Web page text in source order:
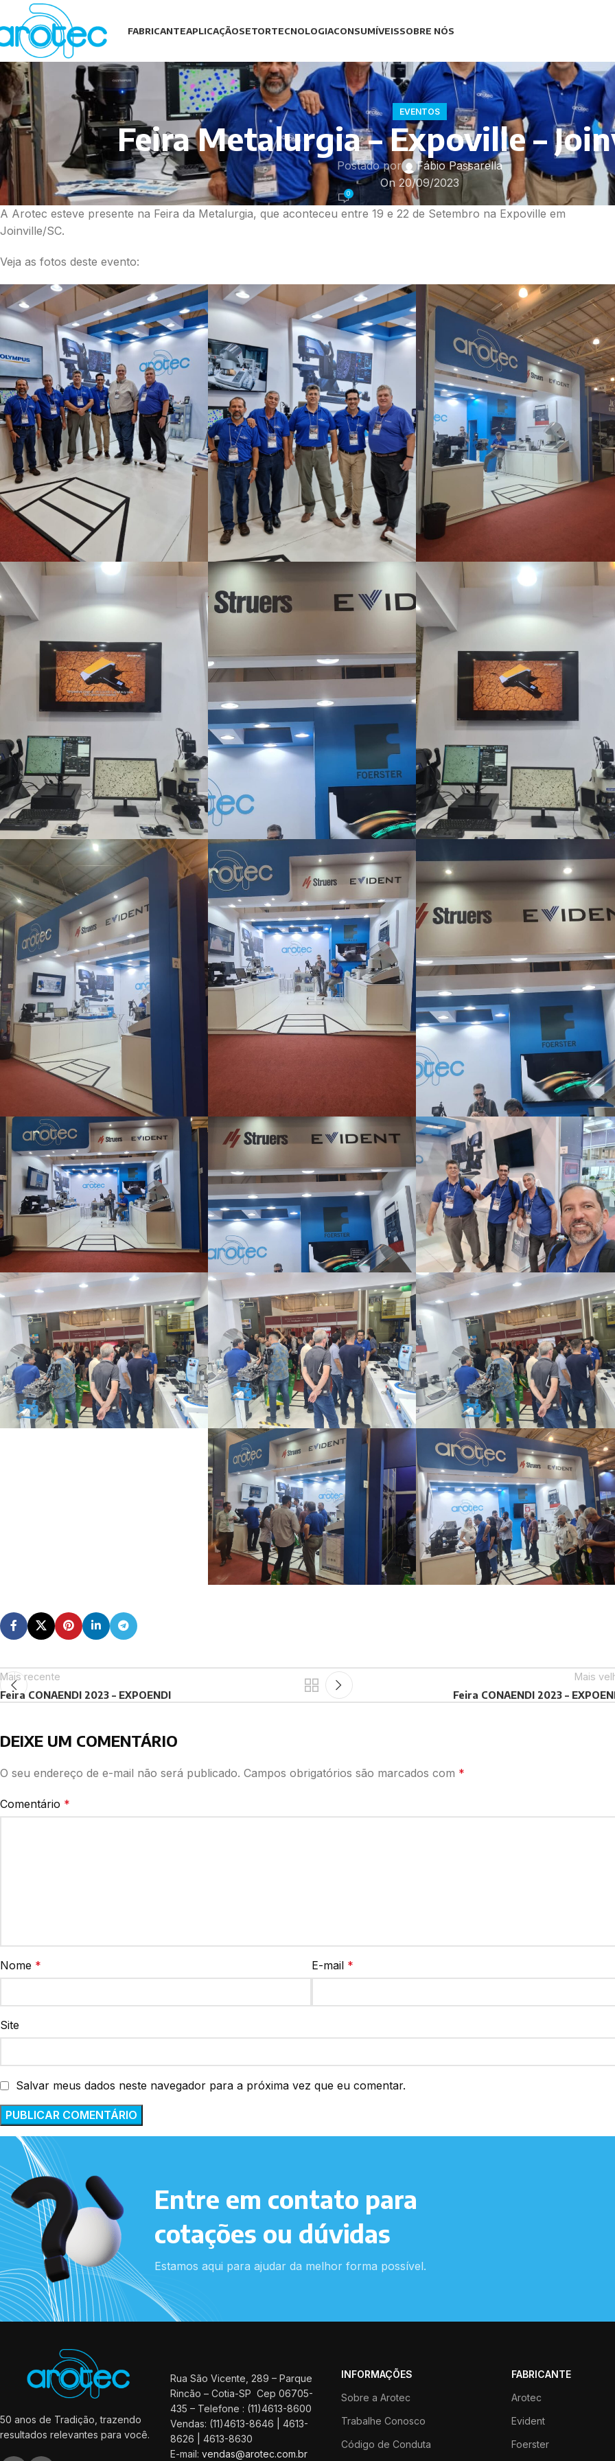
FABRICANTEAPLICAÇÃOSETORTECNOLOGIACONSUMÍVEISSOBRE NÓS
EVENTOS
Feira Metalurgia – Expoville –
Postado por
Fábio Passarella
On 20/09/2023
0
A Arotec esteve presente na Feira da Metalurgia, que aconteceu entre 19 e 22 de Setembro na Expoville em
Joinville/SC.
Veja as fotos deste evento:
Mais recente
Feira CONAENDI 2023 – EXPOENDI
Mais
Feira CONAENDI 2023 –
DEIXE UM COMENTÁRIO
O seu endereço de e-mail não será publicado. Campos obrigatórios são marcados com *
Comentário *
Nome * E-mail *
Site
Salvar meus dados neste navegador para a próxima vez que eu comentar.
Entre em contato para
cotações ou dúvidas
Estamos aqui para ajudar da melhor forma possível.
50 anos de Tradição, trazendo
resultados relevantes para você.
Rua São Vicente, 289 – Parque
Rincão – Cotia-SP Cep 06705-
435 – Telefone : (11)4613-8600
Vendas: (11)4613-8646 | 4613-
8626 | 4613-8630
E-mail:vendas@arotec.com.br
INFORMAÇÕES
Sobre a Arotec
Trabalhe Conosco
Código de Conduta
FABRICANTE
Arotec
Evident
Foerster